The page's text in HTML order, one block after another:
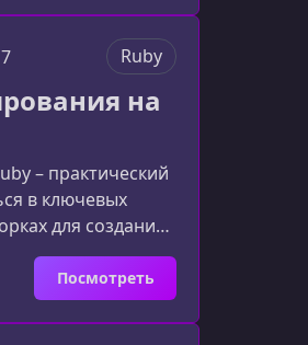
поможет
курса и его
на
на практи
Ruby
на
– практический
в ключевых
для создания
тех, кто только
вы изучите
автоматизации
Посмотреть